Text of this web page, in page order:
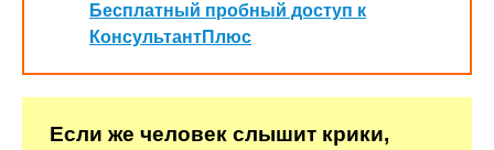
Бесплатный пробный доступ к
КонсультантПлюс
Если же человек слышит крики,